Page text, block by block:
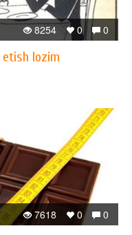
0
0
8254
etish lozim
0
0
7618